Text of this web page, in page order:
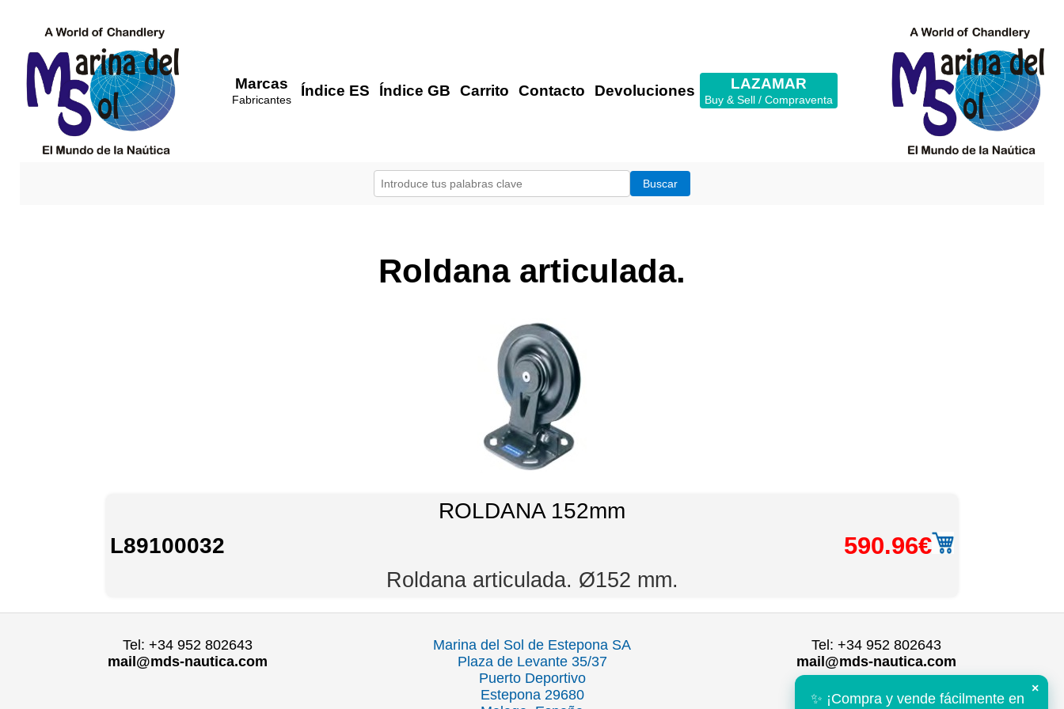
✨ ¡Compra y vende fácilmente en
×
Marcas
Fabricantes
Índice ES Índice GB Carrito Contacto Devoluciones LAZAMAR
Buy & Sell / Compraventa
Roldana articulada.
ROLDANA 152mm
L89100032
590.96€
Roldana articulada. Ø152 mm.
Tel: +34 952 802643
mail@mds-nautica.com
Marina del Sol de Estepona SA
Plaza de Levante 35/37
Puerto Deportivo
Estepona 29680
Tel: +34 952 802643
mail@mds-nautica.com